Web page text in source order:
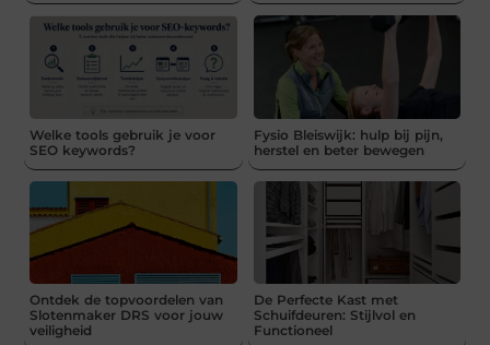
Welke tools gebruik je voor
SEO keywords?
Fysio Bleiswijk: hulp bij pijn,
herstel en beter bewegen
Ontdek de topvoordelen van
Slotenmaker DRS voor jouw
veiligheid
De Perfecte Kast met
Schuifdeuren: Stijlvol en
Functioneel